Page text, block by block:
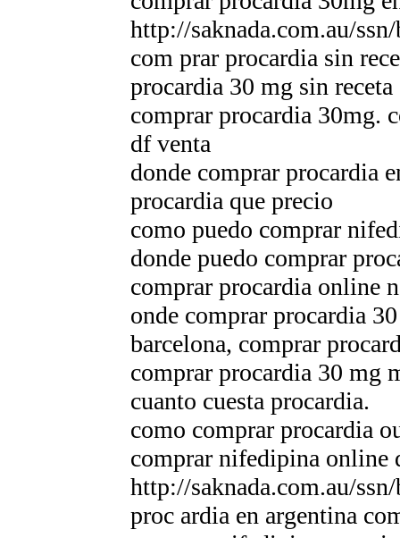
http://saknada.com.au/
com prar procardia sin
procardia 30 mg sin
comprar procardia 30mg.
df venta
donde comprar procardia
procardia que precio
como puedo comprar
donde puedo comprar
comprar procardia online
onde comprar procardia
barcelona, comprar
comprar procardia 30 mg
cuanto cuesta procardia.
como comprar procardia
comprar nifedipina online
http://saknada.com.au/
proc ardia en argentina